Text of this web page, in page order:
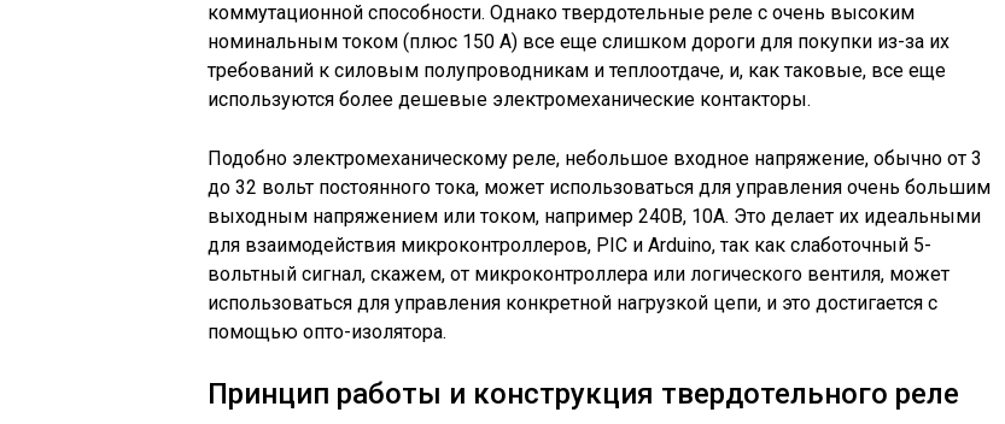
коммутационной способности. Однако твердотельные реле с очень высоким
номинальным током (плюс 150 А) все еще слишком дороги для покупки из-за их
требований к силовым полупроводникам и теплоотдаче, и, как таковые, все еще
используются более дешевые электромеханические контакторы.
Подобно электромеханическому реле, небольшое входное напряжение, обычно от 3
до 32 вольт постоянного тока, может использоваться для управления очень большим
выходным напряжением или током, например 240В, 10А. Это делает их идеальными
для взаимодействия микроконтроллеров, PIC и Arduino, так как слаботочный 5-
вольтный сигнал, скажем, от микроконтроллера или логического вентиля, может
использоваться для управления конкретной нагрузкой цепи, и это достигается с
помощью опто-изолятора.
Принцип работы и конструкция твердотельного реле